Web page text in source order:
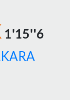
1'15''6